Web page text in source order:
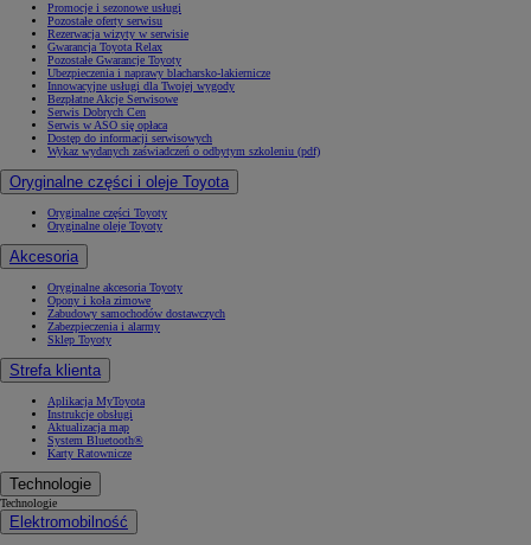
Promocje i sezonowe usługi
Pozostałe oferty serwisu
Rezerwacja wizyty w serwisie
Gwarancja Toyota Relax
Pozostałe Gwarancje Toyoty
Ubezpieczenia i naprawy blacharsko-lakiernicze
Innowacyjne usługi dla Twojej wygody
Bezpłatne Akcje Serwisowe
Serwis Dobrych Cen
Serwis w ASO się opłaca
Dostęp do informacji serwisowych
Wykaz wydanych zaświadczeń o odbytym szkoleniu (pdf)
Oryginalne części i oleje Toyota
Oryginalne części Toyoty
Oryginalne oleje Toyoty
Akcesoria
Oryginalne akcesoria Toyoty
Opony i koła zimowe
Zabudowy samochodów dostawczych
Zabezpieczenia i alarmy
Sklep Toyoty
Strefa klienta
Aplikacja MyToyota
Instrukcje obsługi
Aktualizacja map
System Bluetooth®
Karty Ratownicze
Technologie
Technologie
Elektromobilność